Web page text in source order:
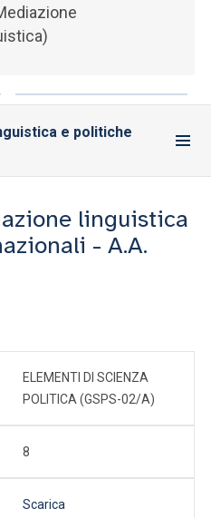
e politiche
linguistica
- A.A.
ELEMENTI DI SCIENZA
POLITICA (GSPS-02/A)
8
Scarica